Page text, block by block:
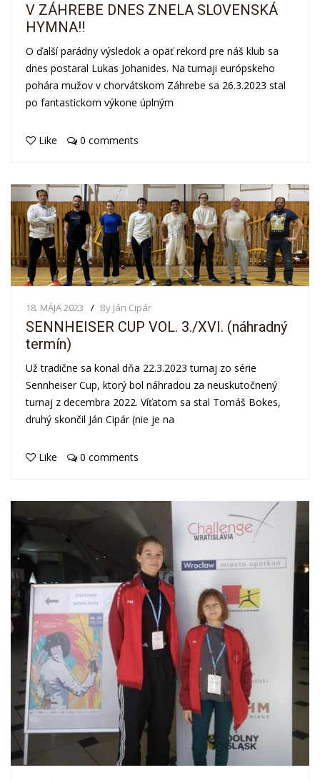
V ZÁHREBE DNES ZNELA SLOVENSKÁ
HYMNA!!
O ďalší parádny výsledok a opäť rekord pre náš klub sa
dnes postaral Lukas Johanides. Na turnaji európskeho
pohára mužov v chorvátskom Záhrebe sa 26.3.2023 stal
po fantastickom výkone úplným
Like 0 comments
18. MÁJA 2023 By Ján Cipár
SENNHEISER CUP VOL. 3./XVI. (náhradný
termín)
Už tradične sa konal dňa 22.3.2023 turnaj zo série
Sennheiser Cup, ktorý bol náhradou za neuskutočnený
turnaj z decembra 2022. Víťatom sa stal Tomáš Bokes,
druhý skončil Ján Cipár (nie je na
Like 0 comments